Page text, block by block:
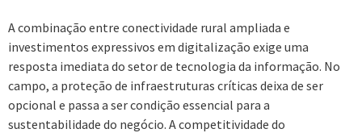
A combinação entre conectividade rural ampliada e
investimentos expressivos em digitalização exige uma
resposta imediata do setor de tecnologia da informação. No
campo, a proteção de infraestruturas críticas deixa de ser
opcional e passa a ser condição essencial para a
sustentabilidade do negócio. A competitividade do